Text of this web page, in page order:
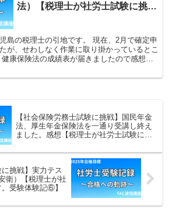
法）【税理士が社労士試験に挑戦
島の税理士の引地です。 現在、2月で確定申
が、せわしなく作業に取り掛かっているとこ
康保険法の成績表が届きましたので感想を
【社会保険労務士試験に挑戦】国民年金
法、厚生年金保険法を一通り受講し終え
ました。感想【税理士が社労士試験に挑
に挑戦】実力テス
衛）【税理士が社
受験体験記⑥】